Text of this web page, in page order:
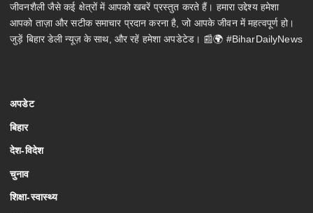
जीवनशैली जैसे कई क्षेत्रों में आपको खबरें प्रस्तुत करते हैं। हमारा उद्देश्य हमेशा
आपको ताज़ा और सटीक समाचार प्रदान करना है, जो आपके जीवन में महत्वपूर्ण हो।
जुड़ें बिहार डेली न्यूज़ के साथ, और रहें हमेशा अपडेटेड। 📰🌍 #BiharDailyNews
अपडेट
बिहार
देश-विदेश
चुनाव
शिक्षा-स्वास्थ्य